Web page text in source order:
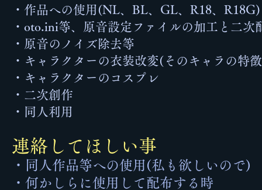
・作品への使用(NL 、BL、GL、R18、R18G)
・oto.ini等、原音設定ファイルの加工と二次
​・原音のノイズ除去等
・キャラクターの衣装改変(そのキャラの特
・キャラクターのコスプレ
・二次創作
​・同人利用
連絡してほしい事
・同人作品等への使用(私も欲しいので)
・何かしらに使用して配布する時